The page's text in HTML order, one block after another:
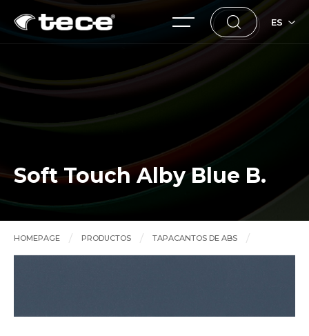
ES
Soft Touch Alby Blue B.
HOMEPAGE PRODUCTOS TAPACANTOS DE ABS